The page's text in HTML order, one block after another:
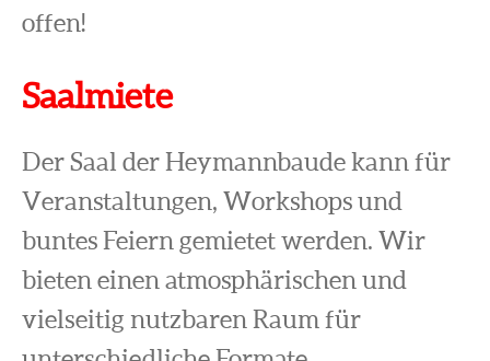
offen!
Saalmiete
Der Saal der Heymannbaude kann für
Veranstaltungen, Workshops und
buntes Feiern gemietet werden. Wir
bieten einen atmosphärischen und
vielseitig nutzbaren Raum für